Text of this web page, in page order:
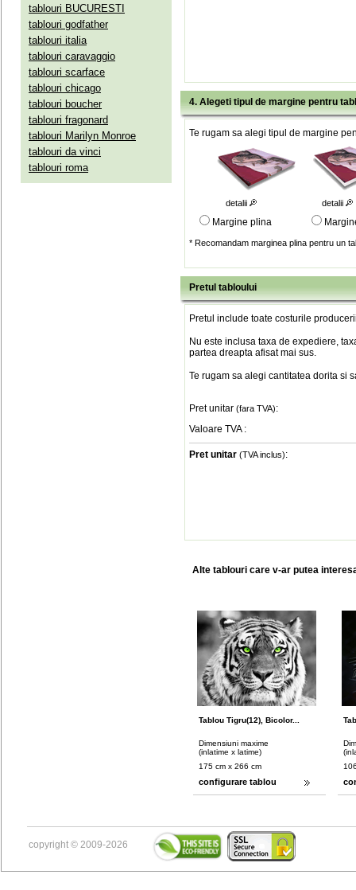
tablouri BUCURESTI
tablouri godfather
tablouri italia
tablouri caravaggio
tablouri scarface
tablouri chicago
tablouri boucher
tablouri fragonard
tablouri Marilyn Monroe
tablouri da vinci
tablouri roma
4. Alegeti tipul de margine pentru
Te rugam sa alegi tipul de margine
detalii detalii
Margine plina
* Recomandam marginea plina pentru un
Pretul tabloului
Pretul include toate costurile
Nu este inclusa taxa de expediere,
partea dreapta afisat mai sus.
Te rugam sa alegi cantitatea dorita si
Pret unitar (fara TVA):
Valoare TVA :
Pret unitar (TVA inclus):
Alte tablouri care v-ar putea
Tablou Tigru(12), Bicolor...
Dimensiuni maxime
(inlatime x latime)
175 cm x 266 cm
configurare tablou
copyright © 2009-2026